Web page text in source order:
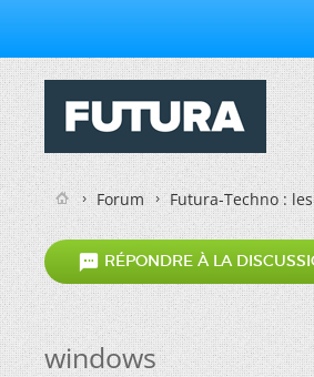
Forum Futura-Techno :
 RÉPONDRE À LA
windows